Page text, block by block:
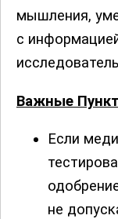
мышления,
с
Важные
Если
не